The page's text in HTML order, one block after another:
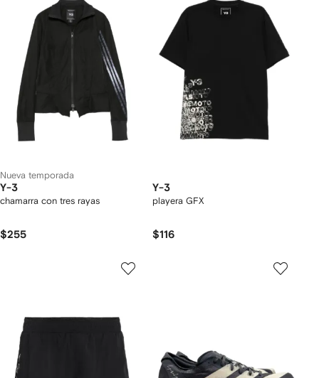
Nueva temporada
Y-3
chamarra con tres rayas
$255
Y-3
playera GFX
$116